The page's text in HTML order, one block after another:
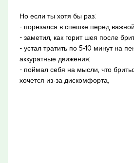
Но если ты хотя бы раз:
- порезался в спешке перед
- заметил, как горит шея после
- устал тратить по 5-10 минут на
аккуратные движения;
- поймал себя на мысли, что
хочется из‑за дискомфорта,